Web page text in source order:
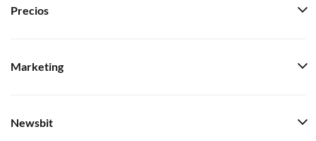
Precios
Marketing
Newsbit